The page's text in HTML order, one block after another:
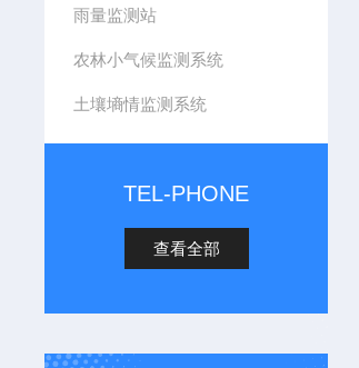
雨量监测站
农林小气候监测系统
土壤墒情监测系统
TEL-PHONE
查看全部